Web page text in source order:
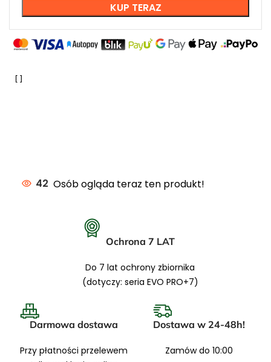
KUP TERAZ
42 Osób ogląda teraz ten produkt!
Ochrona 7 LAT
Do 7 lat ochrony zbiornika
(dotyczy: seria EVO PRO+7)
Darmowa dostawa
Przy płatności przelewem
Dostawa w 24-48h!
Zamów do 10:00